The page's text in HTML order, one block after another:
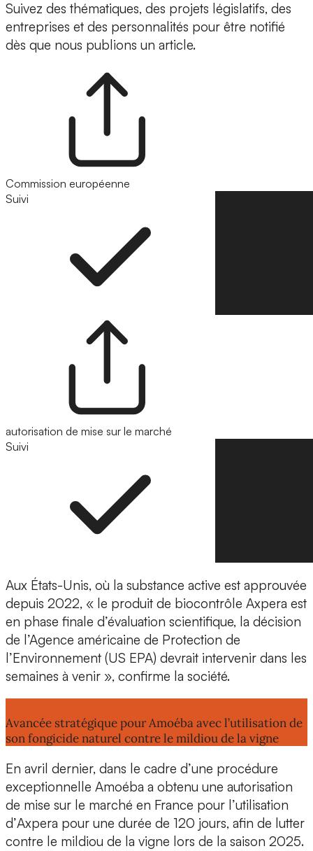
Suivez des thématiques, des projets législatifs, des
entreprises et des personnalités pour être notifié
dès que nous publions un article.
Commission européenne
Suivi
autorisation de mise sur le marché
Suivi
Aux États-Unis, où la substance active est approuvée
depuis 2022, « le produit de biocontrôle Axpera est
en phase finale d’évaluation scientifique, la décision
de l’Agence américaine de Protection de
l’Environnement (US EPA) devrait intervenir dans les
semaines à venir », confirme la société.
Avancée stratégique pour Amoéba avec l’utilisation de
son fongicide naturel contre le mildiou de la vigne
En avril dernier, dans le cadre d’une procédure
exceptionnelle Amoéba a obtenu une autorisation
de mise sur le marché en France pour l’utilisation
d’Axpera pour une durée de 120 jours, afin de lutter
contre le mildiou de la vigne lors de la saison 2025.